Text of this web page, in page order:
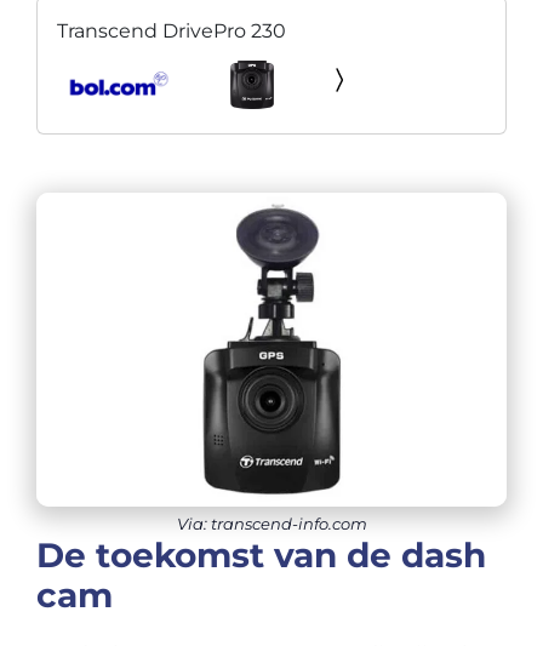
Transcend DrivePro 230
Via: transcend-info.com
De toekomst van de dash
cam